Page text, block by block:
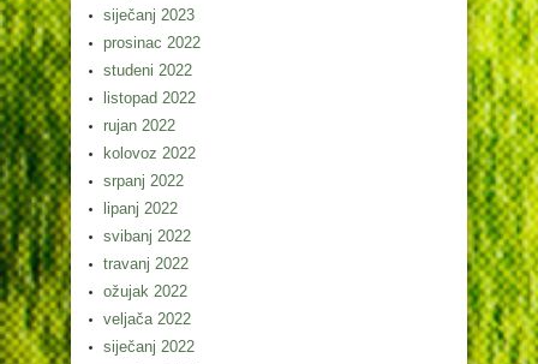
siječanj 2023
prosinac 2022
studeni 2022
listopad 2022
rujan 2022
kolovoz 2022
srpanj 2022
lipanj 2022
svibanj 2022
travanj 2022
ožujak 2022
veljača 2022
siječanj 2022